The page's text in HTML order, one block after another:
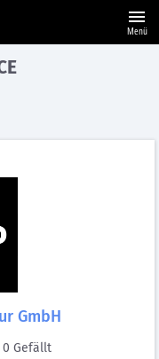
menu
Menü
GmbH
0 Gefällt